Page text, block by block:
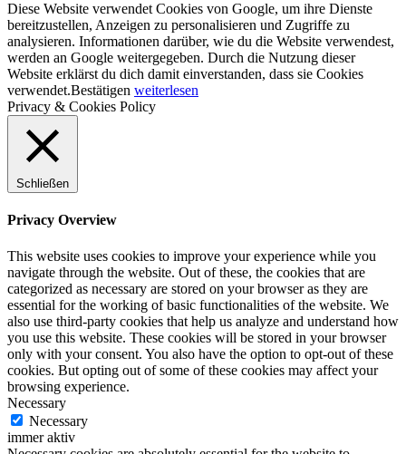
Diese Website verwendet Cookies von Google, um ihre Dienste
bereitzustellen, Anzeigen zu personalisieren und Zugriffe zu
analysieren. Informationen darüber, wie du die Website verwendest,
werden an Google weitergegeben. Durch die Nutzung dieser
Website erklärst du dich damit einverstanden, dass sie Cookies
verwendet.Bestätigen weiterlesen
Privacy & Cookies Policy
Schließen
Privacy Overview
This website uses cookies to improve your experience while you
navigate through the website. Out of these, the cookies that are
categorized as necessary are stored on your browser as they are
essential for the working of basic functionalities of the website. We
also use third-party cookies that help us analyze and understand how
you use this website. These cookies will be stored in your browser
only with your consent. You also have the option to opt-out of these
cookies. But opting out of some of these cookies may affect your
browsing experience.
Necessary
Necessary
immer aktiv